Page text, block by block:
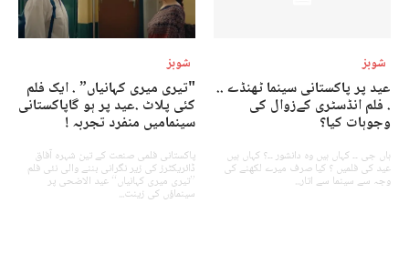
شوبز
عید پر پاکستانی سینما ٹھنڈے ..
. فلم انڈسٹری کےزوال کی
وجوہات کیا؟
ہاں جی ۔۔ کہاں ہیں وہ دانشور ۔۔؟ کہاں ہیں
عید کی فلمیں ؟ کیا صرف میرے لکھنے کی
وجہ سے سینما سے اتار...
شوبز
"تیری میری کہانیاں” . ایک فلم
کئی پلاٹ .عید پر ہو گاپاکستانی
سینمامیں منفرد تجربہ !
پاکستانی فلمی صنعت کے تین شہرہ آفاق
ڈائریکٹرز کی زیر نگرانی بننے والی نئی فلم
”تیری میری کہانیاں“ عید الاضحی پر
سینماؤں کی زینت...